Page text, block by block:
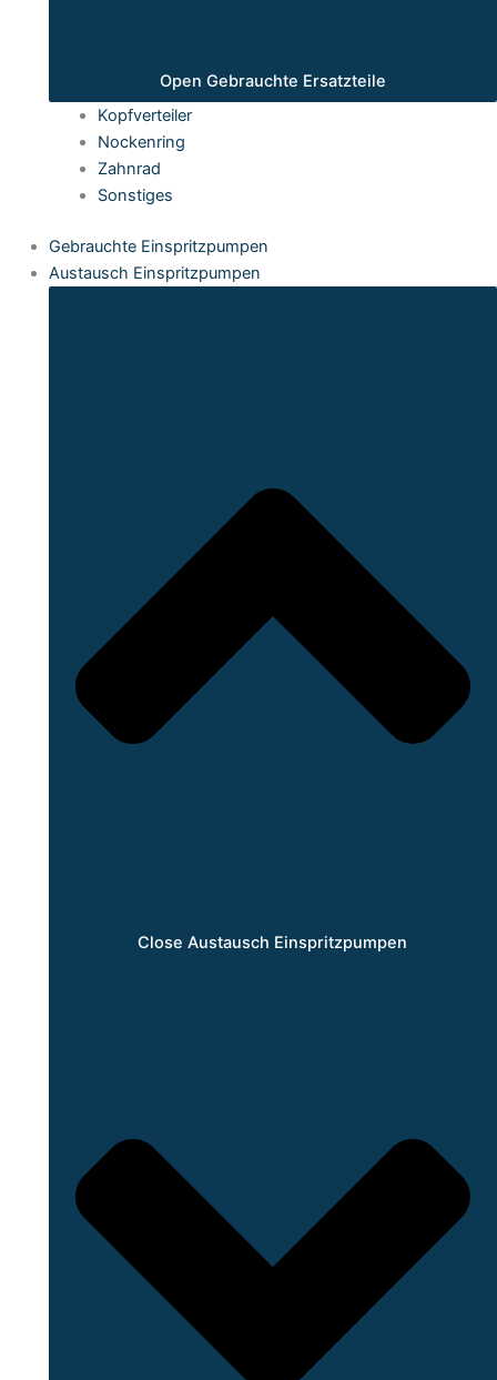
Open Gebrauchte Ersatzteile
Kopfverteiler
Nockenring
Zahnrad
Sonstiges
Gebrauchte Einspritzpumpen
Austausch Einspritzpumpen
Close Austausch Einspritzpumpen